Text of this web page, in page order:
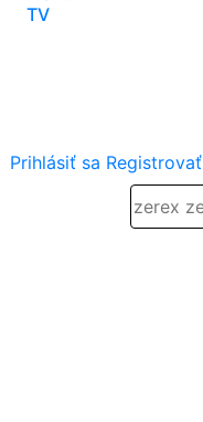
TV
Prihlásiť sa Registrovať